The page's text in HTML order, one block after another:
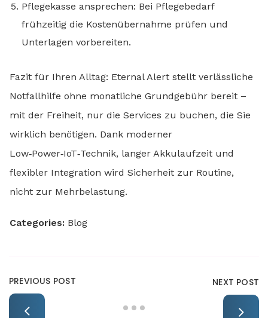
Pflegekasse ansprechen: Bei Pflegebedarf
frühzeitig die Kostenübernahme prüfen und
Unterlagen vorbereiten.
Fazit für Ihren Alltag: Eternal Alert stellt verlässliche
Notfallhilfe ohne monatliche Grundgebühr bereit –
mit der Freiheit, nur die Services zu buchen, die Sie
wirklich benötigen. Dank moderner
Low‑Power‑IoT‑Technik, langer Akkulaufzeit und
flexibler Integration wird Sicherheit zur Routine,
nicht zur Mehrbelastung.
Categories: Blog
PREVIOUS POST NEXT POST